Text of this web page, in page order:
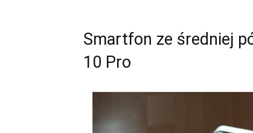
Smartfon ze średniej
10 Pro